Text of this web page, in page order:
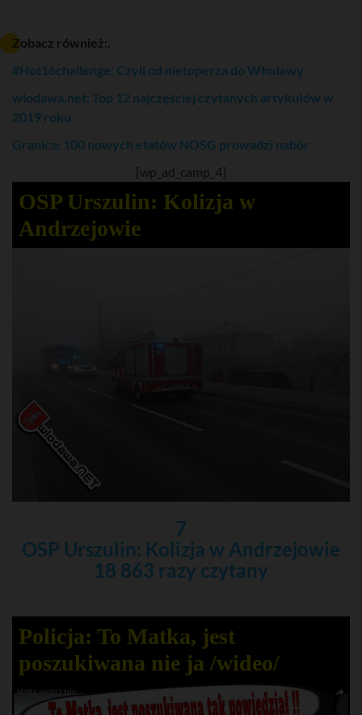
Zobacz również:.
#Hot16challenge: Czyli od nietoperza do Włodawy
wlodawa.net: Top 12 najczęściej czytanych artykułów w
2019 roku
Granica: 100 nowych etatów NOSG prowadzi nabór
[wp_ad_camp_4]
OSP Urszulin: Kolizja w
Andrzejowie
7
OSP Urszulin: Kolizja w Andrzejowie
18 863 razy czytany
Policja: To Matka, jest
poszukiwana nie ja /wideo/